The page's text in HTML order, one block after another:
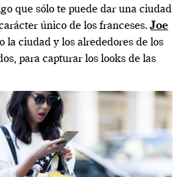
que sólo te puede dar una ciudad
único de los franceses.Joe
la ciudad y los alrededores de los
para capturar los looks de las